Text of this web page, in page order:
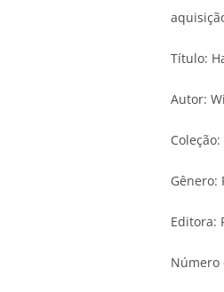
Título:
Autor:
Gênero:
Editora:
Número